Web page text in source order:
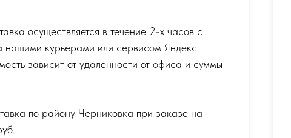
осуществляется в течение 2-х часов с
нашими курьерами или сервисом Яндекс
зависит от удаленности от офиса и суммы
по району Черниковка при заказе на